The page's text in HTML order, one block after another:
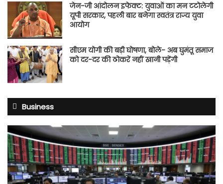
जेन-जी आंदोलन इफेक्ट: युवाओं का मन टटोलेगी
यूपी सरकार, पहली बार बनेगा स्वतंत्र राज्य युवा
आयोग
सीएम योगी की बड़ी घोषणा, बोले- अब घुमंतू समाज
को दर-दर की ठोकरें नहीं खानी पड़ेंगी
Business